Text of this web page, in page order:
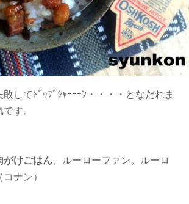
してﾄﾞｩﾌﾞｼｬｰｰｰﾝ・・・・となだれま
す。
がけごはん 、ルーローファン。ルーロ
ナン）